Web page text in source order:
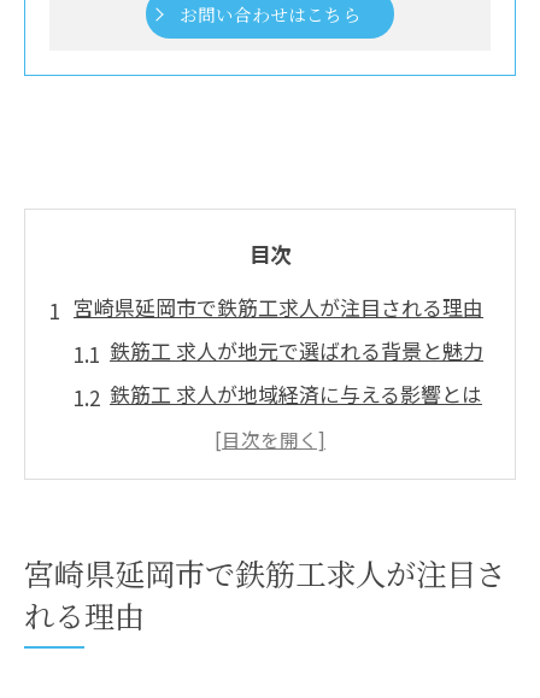
お問い合わせはこちら
目次
宮崎県延岡市で鉄筋工求人が注目される理由
鉄筋工 求人が地元で選ばれる背景と魅力
鉄筋工 求人が地域経済に与える影響とは
鉄筋工 求人で実現する安定した働き方の
理由
現状
鉄筋工 求人がもたらすキャリアアップの
期待
宮崎県延岡市で鉄筋工求人が注目さ
れる理由